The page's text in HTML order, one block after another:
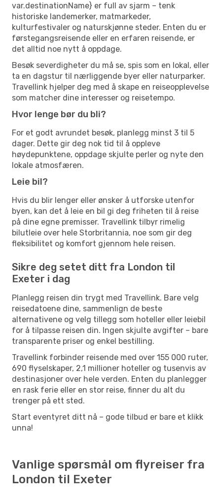
var.destinationName} er full av sjarm – tenk
historiske landemerker, matmarkeder,
kulturfestivaler og naturskjønne steder. Enten du er
førstegangsreisende eller en erfaren reisende, er
det alltid noe nytt å oppdage.
Besøk severdigheter du må se, spis som en lokal, eller
ta en dagstur til nærliggende byer eller naturparker.
Travellink hjelper deg med å skape en reiseopplevelse
som matcher dine interesser og reisetempo.
Hvor lenge bør du bli?
For et godt avrundet besøk, planlegg minst 3 til 5
dager. Dette gir deg nok tid til å oppleve
høydepunktene, oppdage skjulte perler og nyte den
lokale atmosfæren.
Leie bil?
Hvis du blir lenger eller ønsker å utforske utenfor
byen, kan det å leie en bil gi deg friheten til å reise
på dine egne premisser. Travellink tilbyr rimelig
bilutleie over hele Storbritannia, noe som gir deg
fleksibilitet og komfort gjennom hele reisen.
Sikre deg setet ditt fra London til
Exeter i dag
Planlegg reisen din trygt med Travellink. Bare velg
reisedatoene dine, sammenlign de beste
alternativene og velg tillegg som hoteller eller leiebil
for å tilpasse reisen din. Ingen skjulte avgifter – bare
transparente priser og enkel bestilling.
Travellink forbinder reisende med over 155 000 ruter,
690 flyselskaper, 2,1 millioner hoteller og tusenvis av
destinasjoner over hele verden. Enten du planlegger
en rask ferie eller en stor reise, finner du alt du
trenger på ett sted.
Start eventyret ditt nå – gode tilbud er bare et klikk
unna!
Vanlige spørsmål om flyreiser fra
London til Exeter